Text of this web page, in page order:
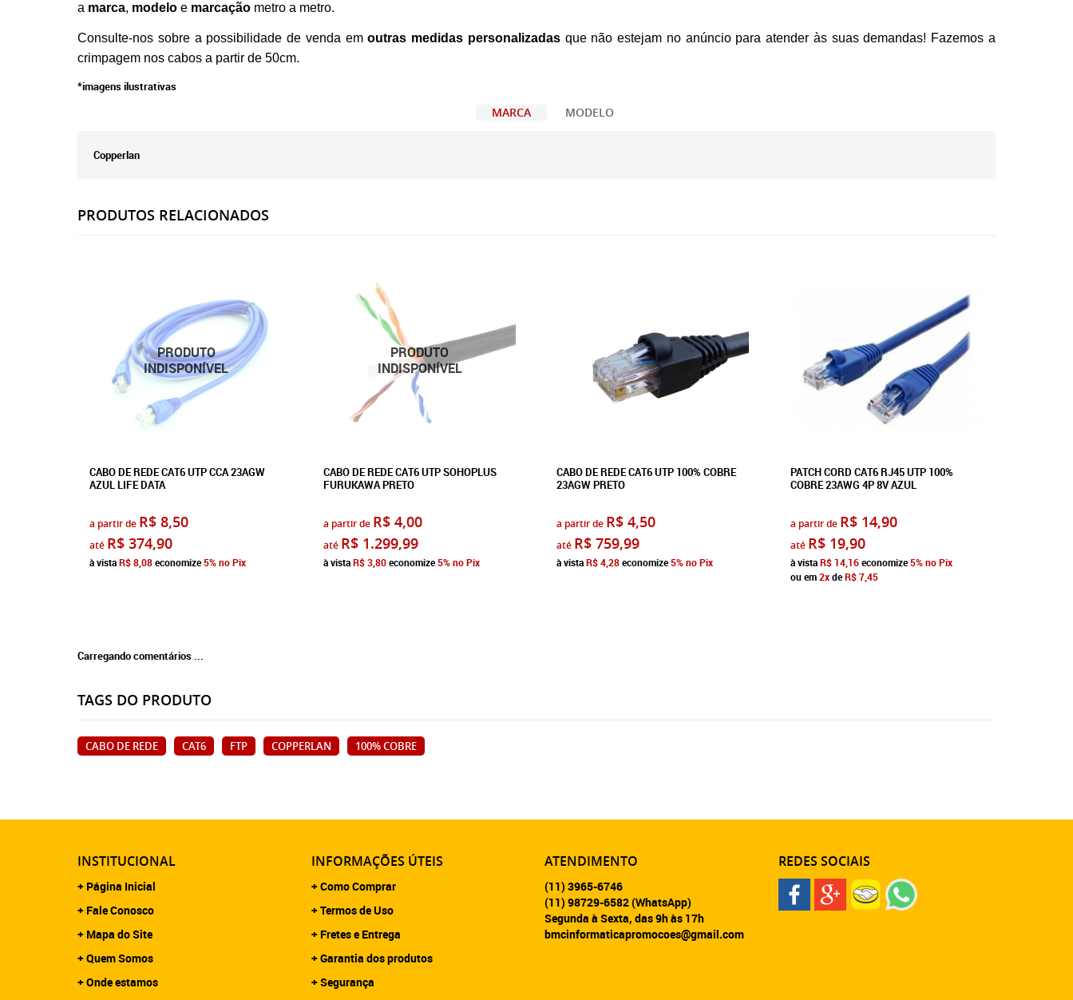
a marca, modelo e marcação metro a metro.
Consulte-nos sobre a possibilidade de venda emoutras medidas personalizadasque não estejam no anúncio para atender às suas demandas! Fazemos a
crimpagem nos cabos a partir de 50cm.
*imagens ilustrativas
MARCA MODELO
Copperlan
PRODUTOS RELACIONADOS
CABO DE REDE CAT6 UTP CCA 23AGW
AZUL LIFE DATA
a partir de R$ 8,50
até R$ 374,90
à vistaR$ 8,08economize5%no Pix
CABO DE REDE CAT6 UTP SOHOPLUS
FURUKAWA PRETO
a partir de R$ 4,00
até R$ 1.299,99
à vistaR$ 3,80economize5% no Pix
CABO DE REDE CAT6 UTP 100% COBRE
23AGW PRETO
a partir de R$ 4,50
até R$ 759,99
à vistaR$ 4,28economize5%no Pix
PATCH CORD CAT6 RJ45 UTP 100%
COBRE 23AWG 4P 8V AZUL
a partir de R$ 14,90
até R$ 19,90
à vistaR$ 14,16economize5% no Pix
ou em2xdeR$ 7,45
Carregando comentários ...
TAGS DO PRODUTO
CABO DE REDE CAT6 FTP COPPERLAN 100% COBRE
INSTITUCIONAL
Página Inicial
Fale Conosco
Mapa do Site
Quem Somos
Onde estamos
INFORMAÇÕES ÚTEIS
Como Comprar
Termos de Uso
Fretes e Entrega
Garantia dos produtos
Segurança
ATENDIMENTO
(11) 3965-6746
(11) 98729-6582(WhatsApp)
Segunda à Sexta, das 9h às 17h
bmcinformaticapromocoes@gmail.com
REDES SOCIAIS